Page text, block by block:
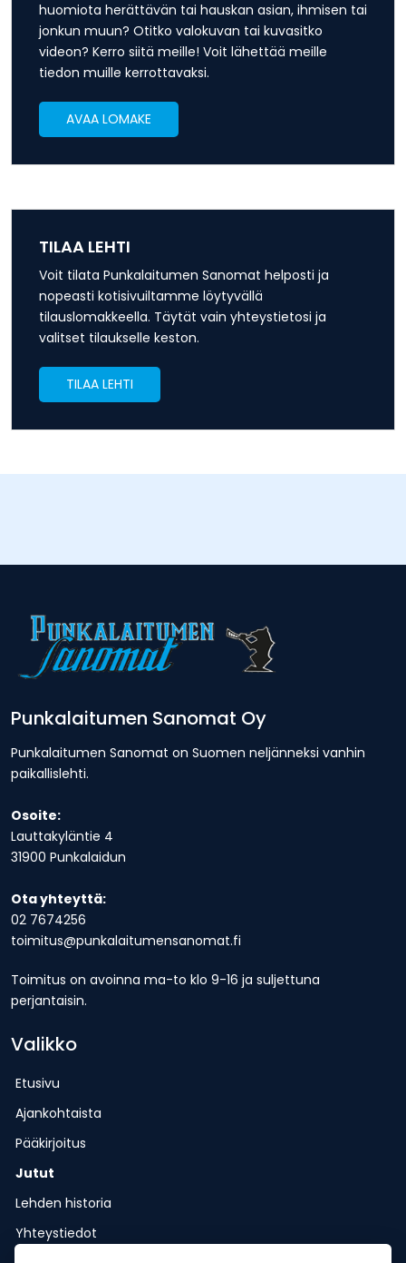
huomiota herättävän tai hauskan asian, ihmisen tai
jonkun muun? Otitko valokuvan tai kuvasitko
videon? Kerro siitä meille! Voit lähettää meille
tiedon muille kerrottavaksi.
AVAA LOMAKE
TILAA LEHTI
Voit tilata Punkalaitumen Sanomat helposti ja
nopeasti kotisivuiltamme löytyvällä
tilauslomakkeella. Täytät vain yhteystietosi ja
valitset tilaukselle keston.
TILAA LEHTI
Punkalaitumen Sanomat Oy
Punkalaitumen Sanomat on Suomen neljänneksi vanhin
paikallislehti.
Osoite:
Lauttakyläntie 4
31900 Punkalaidun
Ota yhteyttä:
02 7674256
toimitus@punkalaitumensanomat.fi
Toimitus on avoinna ma-to klo 9-16 ja suljettuna
perjantaisin.
Valikko
Etusivu
Ajankohtaista
Pääkirjoitus
Jutut
Lehden historia
Yhteystiedot